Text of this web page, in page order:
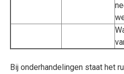
Bij onderhandelingen staat het